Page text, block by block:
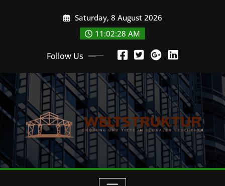
Saturday, 8 August 2026
11:02:29 AM
Follow Us